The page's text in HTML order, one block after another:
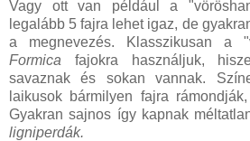
Vagy ott van például a
legalább 5 fajra lehet igaz, de
a megnevezés. Klasszikusan a
Formica fajokra használjuk,
savaznak és sokan vannak.
laikusok bármilyen fajra
Gyakran sajnos így kapnak
ligniperdák.